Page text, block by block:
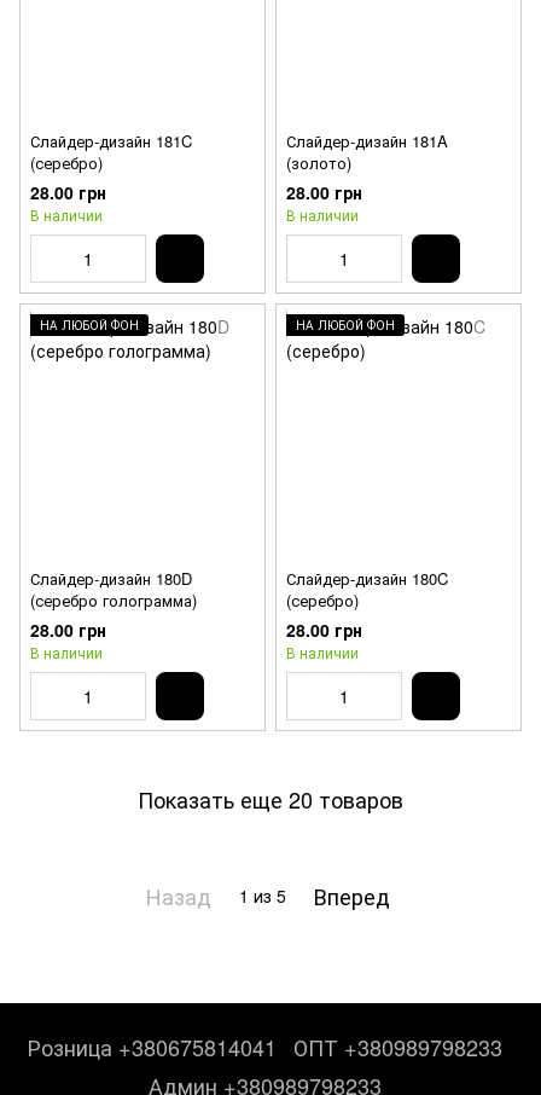
Слайдер-дизайн 181C
(серебро)
28.00 грн
В наличии
Слайдер-дизайн 181A
(золото)
28.00 грн
В наличии
НА ЛЮБОЙ ФОН
Слайдер-дизайн 180D
(серебро голограмма)
28.00 грн
В наличии
НА ЛЮБОЙ ФОН
Слайдер-дизайн 180C
(серебро)
28.00 грн
В наличии
Показать еще 20 товаров
Назад 1 из 5 Вперед
Розница +380675814041
ОПТ +380989798233
Админ +380989798233